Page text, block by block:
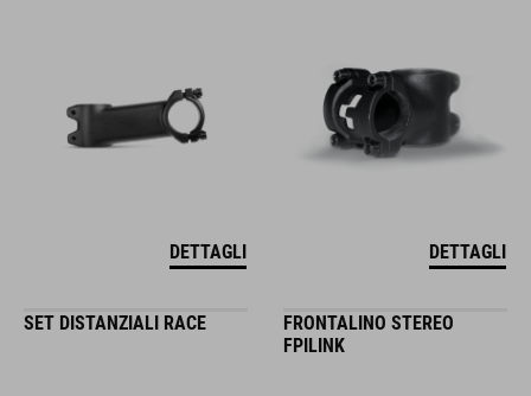
DETTAGLI DETTAGLI
SET DISTANZIALI RACE
FRONTALINO STEREO
FPILINK